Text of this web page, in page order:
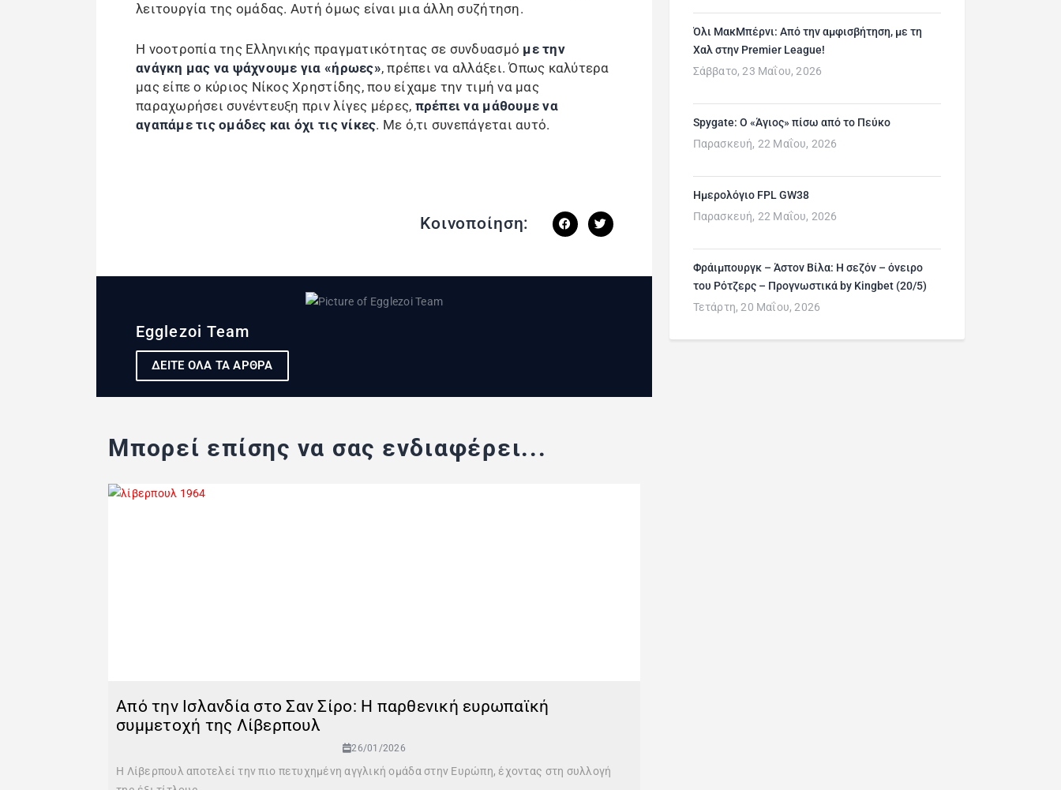
λειτουργία της ομάδας. Αυτή όμως είναι μια άλλη συζήτηση.
Η νοοτροπία της Ελληνικής πραγματικότητας σε συνδυασμό με την
ανάγκη μας να ψάχνουμε για «ήρωες», πρέπει να αλλάξει. Όπως καλύτερα
μας είπε ο κύριος Νίκος Χρηστίδης, που είχαμε την τιμή να μας
παραχωρήσει συνέντευξη πριν λίγες μέρες, πρέπει να μάθουμε να
αγαπάμε τις ομάδες και όχι τις νίκες. Με ό,τι συνεπάγεται αυτό.
Κοινοποίηση:
Egglezoi Team
ΔΕΙΤΕ ΟΛΑ ΤΑ ΑΡΘΡΑ
Μπορεί επίσης να σας ενδιαφέρει...
Από την Ισλανδία στο Σαν Σίρο: Η παρθενική ευρωπαϊκή
συμμετοχή της Λίβερπουλ
26/01/2026
Η Λίβερπουλ αποτελεί την πιο πετυχημένη αγγλική ομάδα στην Ευρώπη, έχοντας στη συλλογή
Όλι ΜακΜπέρνι: Aπό την αμφισβήτηση, με τη
Χαλ στην Premier League!
Σάββατο, 23 Μαΐου, 2026
Spygate: Ο «Άγιος» πίσω από το Πεύκο
Παρασκευή, 22 Μαΐου, 2026
Ημερολόγιο FPL GW38
Παρασκευή, 22 Μαΐου, 2026
Φράιμπουργκ – Άστον Βίλα: Η σεζόν – όνειρο
του Ρότζερς – Προγνωστικά by Kingbet (20/5)
Τετάρτη, 20 Μαΐου, 2026